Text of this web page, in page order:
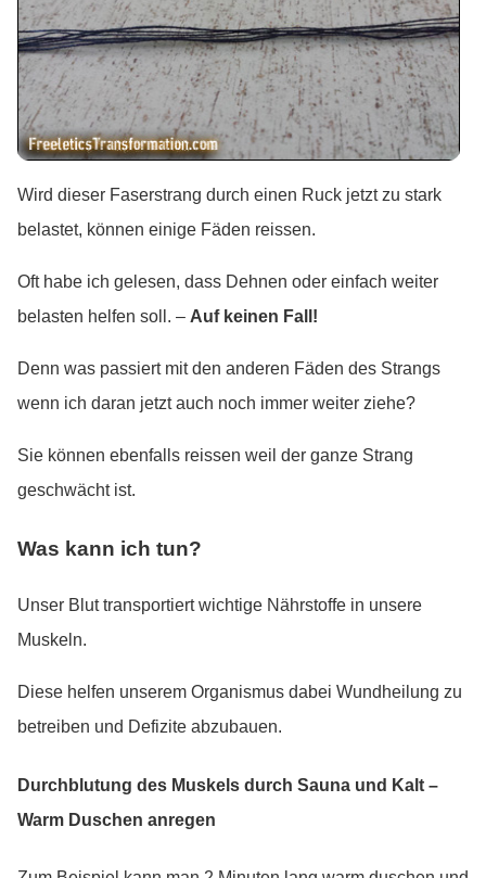
Wird dieser Faserstrang durch einen Ruck jetzt zu stark
belastet, können einige Fäden reissen.
Oft habe ich gelesen, dass Dehnen oder einfach weiter
belasten helfen soll. – Auf keinen Fall!
Denn was passiert mit den anderen Fäden des Strangs
wenn ich daran jetzt auch noch immer weiter ziehe?
Sie können ebenfalls reissen weil der ganze Strang
geschwächt ist.
Was kann ich tun?
Unser Blut transportiert wichtige Nährstoffe in unsere
Muskeln.
Diese helfen unserem Organismus dabei Wundheilung zu
betreiben und Defizite abzubauen.
Durchblutung des Muskels durch Sauna und Kalt –
Warm Duschen anregen